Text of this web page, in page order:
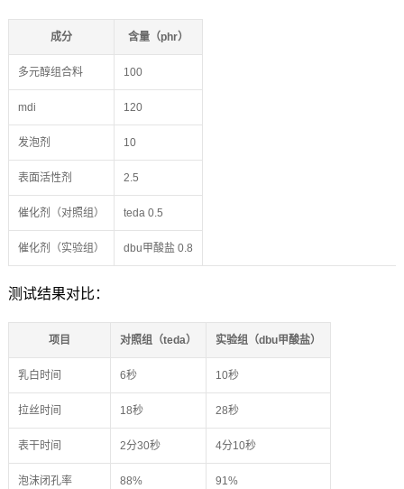
成分 含量（phr）
多元醇组合料 100
mdi 120
发泡剂 10
表面活性剂 2.5
催化剂（对照组） teda 0.5
催化剂（实验组） dbu甲酸盐 0.8
测试结果对比：
项目 对照组（teda） 实验组（dbu甲酸盐）
乳白时间 6秒 10秒
拉丝时间 18秒 28秒
表干时间 2分30秒 4分10秒
泡沫闭孔率 88% 91%